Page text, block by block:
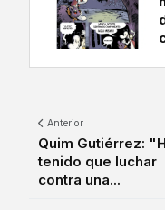
Anterior
Quim Gutiérrez:
tenido que luchar
contra una...